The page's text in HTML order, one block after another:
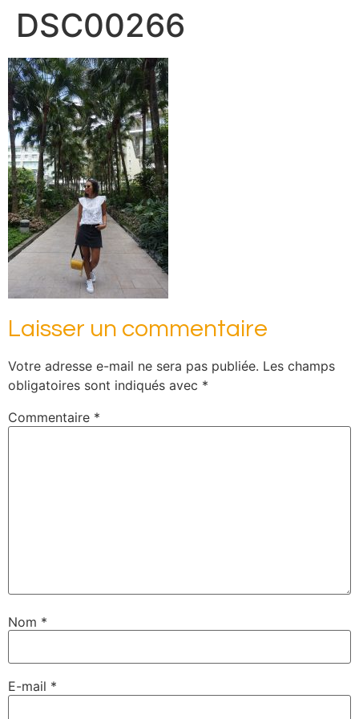
DSC00266
Laisser un commentaire
Votre adresse e-mail ne sera pas publiée. Les champs
obligatoires sont indiqués avec *
Commentaire *
Nom *
E-mail *